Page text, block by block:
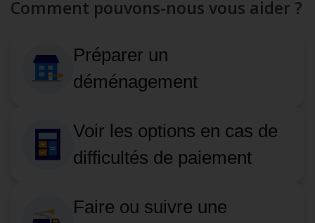
Comment pouvons-nous vous aider ?
Préparer un
déménagement
Voir les options en cas de
difficultés de paiement
Faire ou suivre une